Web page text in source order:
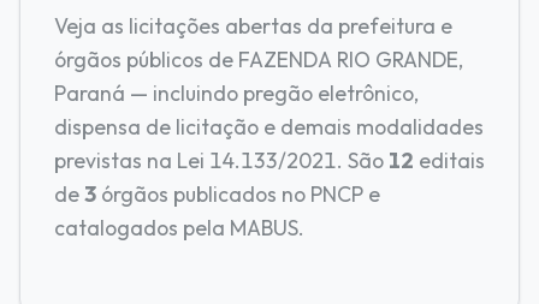
Veja as licitações abertas da prefeitura e
órgãos públicos de FAZENDA RIO GRANDE,
Paraná — incluindo pregão eletrônico,
dispensa de licitação e demais modalidades
previstas na Lei 14.133/2021. São 12 editais
de3 órgãos publicados no PNCP e
catalogados pela MABUS.